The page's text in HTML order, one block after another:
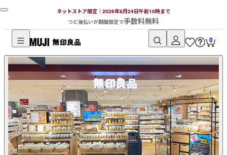
ネットストア限定｜2026年8月24日午前10時まで
つど後払いが期間限定で手数料無料
無
印
良
品
ネ
ッ
ト
ス
0